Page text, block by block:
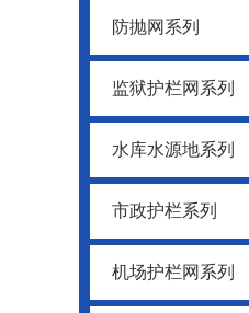
防抛网系列
监狱护栏网系列
水库水源地系列
市政护栏系列
机场护栏网系列